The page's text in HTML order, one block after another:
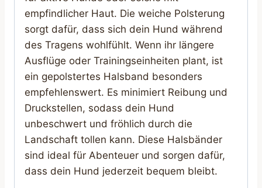
empfindlicher Haut. Die weiche Polsterung
sorgt dafür, dass sich dein Hund während
des Tragens wohlfühlt. Wenn ihr längere
Ausflüge oder Trainingseinheiten plant, ist
ein gepolstertes Halsband besonders
empfehlenswert. Es minimiert Reibung und
Druckstellen, sodass dein Hund
unbeschwert und fröhlich durch die
Landschaft tollen kann. Diese Halsbänder
sind ideal für Abenteuer und sorgen dafür,
dass dein Hund jederzeit bequem bleibt.